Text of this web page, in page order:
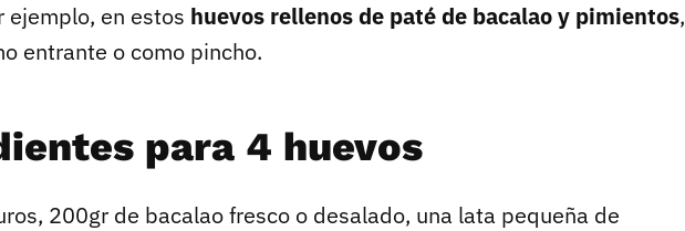
ejemplo, en estos huevos rellenos de paté de bacalao y pimientos,
entrante o como pincho.
para 4 huevos
200gr de bacalao fresco o desalado, una lata pequeña de